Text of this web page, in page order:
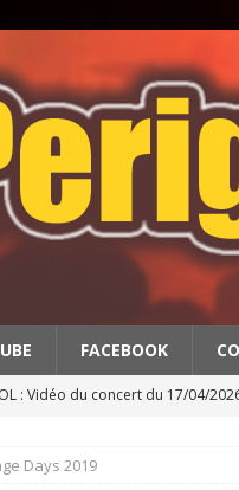
FACEBOOK
: Vidéo du concert du 17/04/
RED BALLS : Vidéo du concert
Days 2019